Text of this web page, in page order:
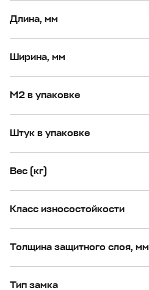
Длина, мм
Ширина, мм
М2 в упаковке
Штук в упаковке
Вес (кг)
Класс износостойкости
Толщина защитного слоя, мм
Тип замка